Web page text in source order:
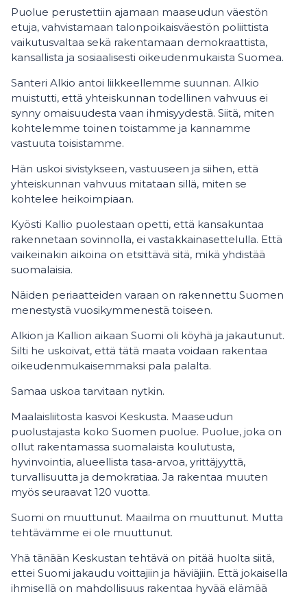
Puolue perustettiin ajamaan maaseudun väestön
etuja, vahvistamaan talonpoikaisväestön poliittista
vaikutusvaltaa sekä rakentamaan demokraattista,
kansallista ja sosiaalisesti oikeudenmukaista Suomea.
Santeri Alkio antoi liikkeellemme suunnan. Alkio
muistutti, että yhteiskunnan todellinen vahvuus ei
synny omaisuudesta vaan ihmisyydestä. Siitä, miten
kohtelemme toinen toistamme ja kannamme
vastuuta toisistamme.
Hän uskoi sivistykseen, vastuuseen ja siihen, että
yhteiskunnan vahvuus mitataan sillä, miten se
kohtelee heikoimpiaan.
Kyösti Kallio puolestaan opetti, että kansakuntaa
rakennetaan sovinnolla, ei vastakkainasettelulla. Että
vaikeinakin aikoina on etsittävä sitä, mikä yhdistää
suomalaisia.
Näiden periaatteiden varaan on rakennettu Suomen
menestystä vuosikymmenestä toiseen.
Alkion ja Kallion aikaan Suomi oli köyhä ja jakautunut.
Silti he uskoivat, että tätä maata voidaan rakentaa
oikeudenmukaisemmaksi pala palalta.
Samaa uskoa tarvitaan nytkin.
Maalaisliitosta kasvoi Keskusta. Maaseudun
puolustajasta koko Suomen puolue. Puolue, joka on
ollut rakentamassa suomalaista koulutusta,
hyvinvointia, alueellista tasa-arvoa, yrittäjyyttä,
turvallisuutta ja demokratiaa. Ja rakentaa muuten
myös seuraavat 120 vuotta.
Suomi on muuttunut. Maailma on muuttunut. Mutta
tehtävämme ei ole muuttunut.
Yhä tänään Keskustan tehtävä on pitää huolta siitä,
ettei Suomi jakaudu voittajiin ja häviäjiin. Että jokaisella
ihmisellä on mahdollisuus rakentaa hyvää elämää